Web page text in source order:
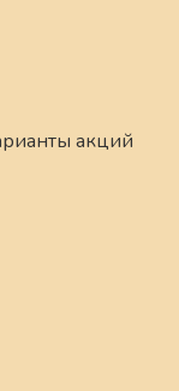
акций